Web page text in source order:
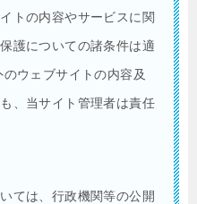
トの内容やサービスに関
護についての諸条件は適
ウェブサイトの内容及
、当サイト管理者は責任
ては、行政機関等の公開